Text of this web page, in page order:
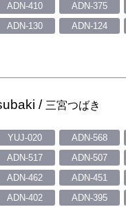
ADN-410 ADN-375
ADN-130 ADN-124
/ 三宮つばき
YUJ-020 ADN-568
ADN-517 ADN-507
ADN-462 ADN-451
ADN-402 ADN-395